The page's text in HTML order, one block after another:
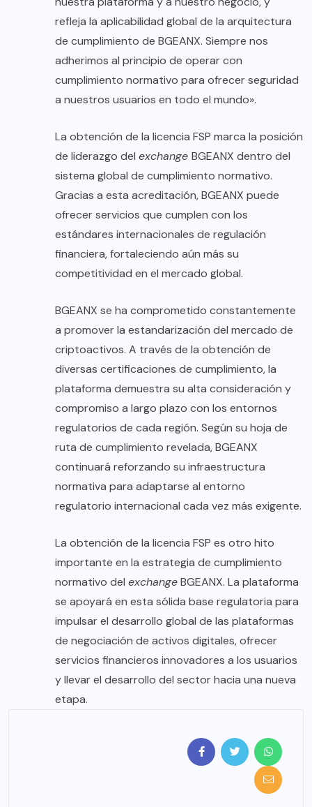
refleja la aplicabilidad global de la arquitectura
de cumplimiento de BGEANX. Siempre nos
adherimos al principio de operar con
cumplimiento normativo para ofrecer seguridad
a nuestros usuarios en todo el mundo».
La obtención de la licencia FSP marca la posición
de liderazgo del exchange BGEANX dentro del
sistema global de cumplimiento normativo.
Gracias a esta acreditación, BGEANX puede
ofrecer servicios que cumplen con los
estándares internacionales de regulación
financiera, fortaleciendo aún más su
competitividad en el mercado global.
BGEANX se ha comprometido constantemente
a promover la estandarización del mercado de
criptoactivos. A través de la obtención de
diversas certificaciones de cumplimiento, la
plataforma demuestra su alta consideración y
compromiso a largo plazo con los entornos
regulatorios de cada región. Según su hoja de
ruta de cumplimiento revelada, BGEANX
continuará reforzando su infraestructura
normativa para adaptarse al entorno
regulatorio internacional cada vez más exigente.
La obtención de la licencia FSP es otro hito
importante en la estrategia de cumplimiento
normativo del exchangeBGEANX. La plataforma
se apoyará en esta sólida base regulatoria para
impulsar el desarrollo global de las plataformas
de negociación de activos digitales, ofrecer
servicios financieros innovadores a los usuarios
y llevar el desarrollo del sector hacia una nueva
etapa.